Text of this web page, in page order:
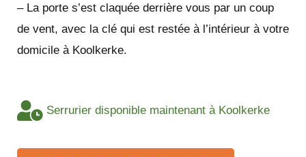
– La porte s’est claquée derrière vous par un coup
de vent, avec la clé qui est restée à l’intérieur à votre
domicile à Koolkerke.
Serrurier disponible maintenant à Koolkerke